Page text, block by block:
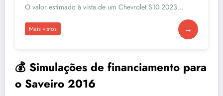
O valor estimado à vista de um Chevrolet S10 2023...
Mais vistos →
💰 Simulações de financiamento para
o Saveiro 2016